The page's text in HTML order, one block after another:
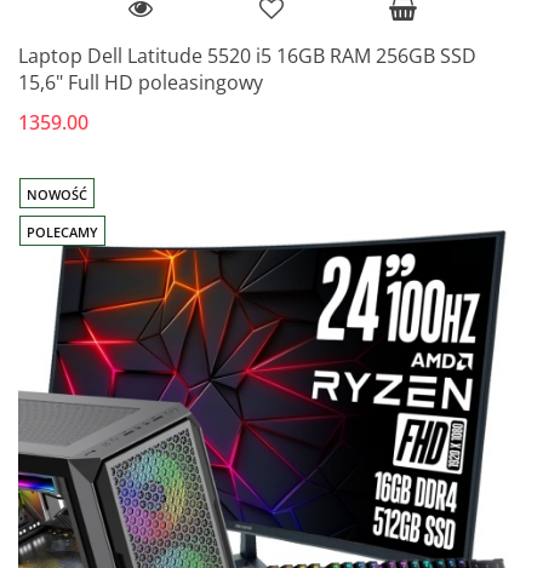
Laptop Dell Latitude 5520 i5 16GB RAM 256GB SSD
15,6" Full HD poleasingowy
1359.00
NOWOŚĆ
POLECAMY